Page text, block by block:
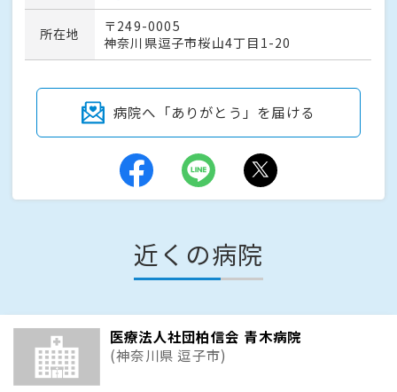
所在地
〒249-0005
神奈川県逗子市桜山4丁目1-20
病院へ「ありがとう」を届ける
近くの病院
医療法人社団柏信会 青木病院
(神奈川県 逗子市)